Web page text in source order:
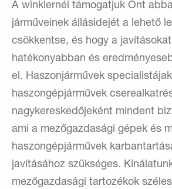
A winklernél támogatjuk Önt
járműveinek állásidejét a lehető
csökkentse, és hogy a
hatékonyabban és
el. Haszonjárművek
haszongépjárművek
nagykereskedőjeként mindent
ami a mezőgazdasági gépek és
haszongépjárművek
javításához szükséges.
mezőgazdasági tartozékok